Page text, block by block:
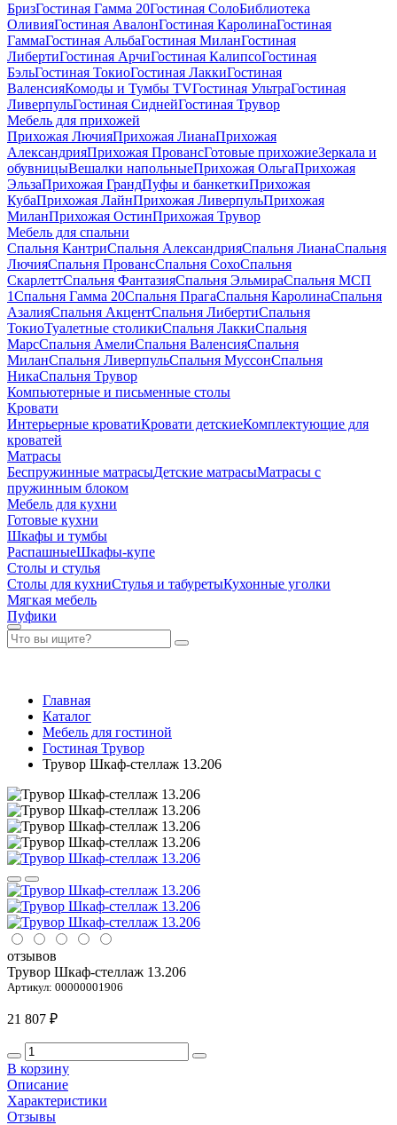
БризГостиная Гамма 20Гостиная СолоБиблиотека
ОливияГостиная АвалонГостиная КаролинаГостиная
ГаммаГостиная АльбаГостиная МиланГостиная
ЛибертиГостиная АрчиГостиная КалипсоГостиная
БэльГостиная ТокиоГостиная ЛаккиГостиная
ВаленсияКомоды и Тумбы ТVГостиная УльтраГостиная
ЛиверпульГостиная СиднейГостиная Трувор
Мебель для прихожей
Прихожая ЛючияПрихожая ЛианаПрихожая
АлександрияПрихожая ПровансГотовые прихожиеЗеркала и
обувницыВешалки напольныеПрихожая ОльгаПрихожая
ЭльзаПрихожая ГрандПуфы и банкеткиПрихожая
КубаПрихожая ЛайнПрихожая ЛиверпульПрихожая
МиланПрихожая ОстинПрихожая Трувор
Мебель для спальни
Спальня КантриСпальня АлександрияСпальня ЛианаСпальня
ЛючияСпальня ПровансСпальня СохоСпальня
СкарлеттСпальня ФантазияСпальня ЭльмираСпальня МСП
1Спальня Гамма 20Спальня ПрагаСпальня КаролинаСпальня
АзалияСпальня АкцентСпальня ЛибертиСпальня
ТокиоТуалетные столикиСпальня ЛаккиСпальня
МарсСпальня АмелиСпальня ВаленсияСпальня
МиланСпальня ЛиверпульСпальня МуссонСпальня
НикаСпальня Трувор
Компьютерные и письменные столы
Кровати
Интерьерные кроватиКровати детскиеКомплектующие для
кроватей
Матрасы
Беспружинные матрасыДетские матрасыМатрасы с
пружинным блоком
Мебель для кухни
Готовые кухни
Шкафы и тумбы
РаспашныеШкафы-купе
Столы и стулья
Столы для кухниСтулья и табуретыКухонные уголки
Мягкая мебель
Пуфики
Главная
Каталог
Мебель для гостиной
Гостиная Трувор
Трувор Шкаф-стеллаж 13.206
отзывов
Трувор Шкаф-стеллаж 13.206
Артикул: 00000001906
21 807 ₽
В корзину
Описание
Характеристики
Отзывы